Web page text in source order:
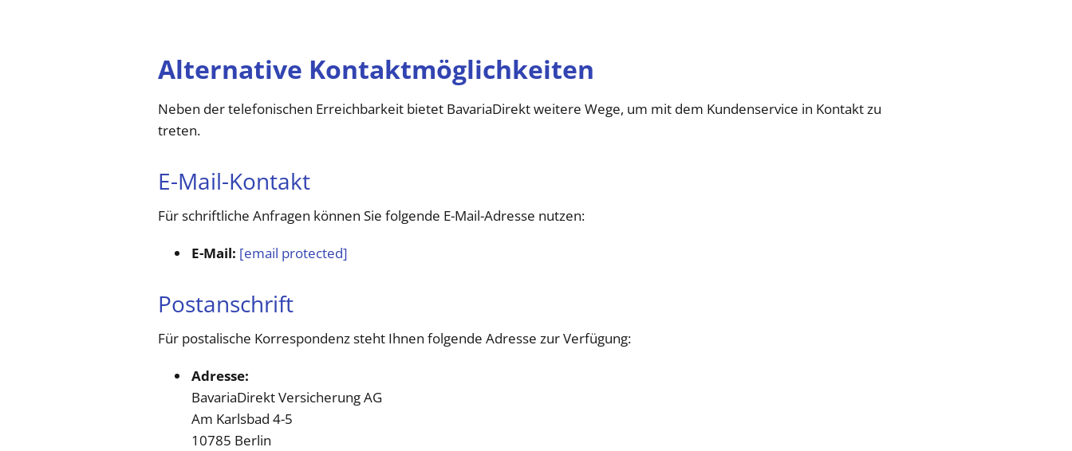
Alternative Kontaktmöglichkeiten
Neben der telefonischen Erreichbarkeit bietet BavariaDirekt weitere Wege, um mit dem Kundenservice in Kontakt zu
treten.
E-Mail-Kontakt
Für schriftliche Anfragen können Sie folgende E-Mail-Adresse nutzen:​
E-Mail: [email protected]
Postanschrift
Für postalische Korrespondenz steht Ihnen folgende Adresse zur Verfügung:​
Adresse:
BavariaDirekt Versicherung AG
Am Karlsbad 4-5
10785 Berlin ​